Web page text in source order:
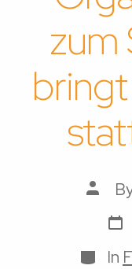
zum
Post
author
In